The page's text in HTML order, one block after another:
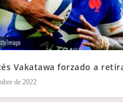
Vakatawa forzado a
de 2022